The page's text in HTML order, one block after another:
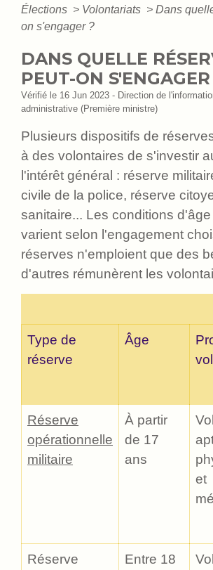
Élections > Volontariats > Dans
on s'engager ?
DANS QUELLE
PEUT-ON
Vérifié le 16 Jun 2023 - Direction de
administrative (Première ministre)
Plusieurs dispositifs de
à des volontaires de s'investir
l'intérêt général : réserve
civile de la police, réserve
sanitaire... Les conditions d'âge
varient selon l'engagement
réserves n'emploient que des
d'autres rémunèrent les
Type de
réserve
Âge
Réserve
opérationnelle
militaire
À partir
de 17
ans
et
Réserve
Entre 18